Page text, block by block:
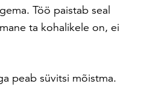
Töö paistab seal
ta kohalikele on, ei
peab süvitsi mõistma.